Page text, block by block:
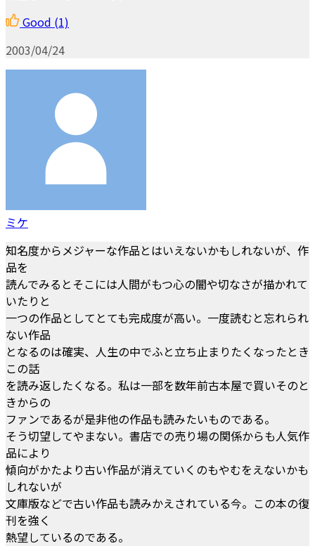
Good (1)
2003/04/24
ミケ
知名度からメジャーな作品とはいえないかもしれないが、作
品を
読んでみるとそこには人間がもつ心の闇や切なさが描かれて
いたりと
一つの作品としてとても完成度が高い。一度読むと忘れられ
ない作品
となるのは確実、人生の中でふと立ち止まりたくなったとき
この話
を読み返したくなる。私は一部を数年前古本屋で買いそのと
きからの
ファンであるが是非他の作品も読みたいものである。
そう切望してやまない。書店での売り場の関係からも人気作
品により
傾向がかたより古い作品が消えていくのもやむをえないかも
しれないが
文庫版などで古い作品も読みかえされている今。この本の復
刊を強く
熱望しているのである。